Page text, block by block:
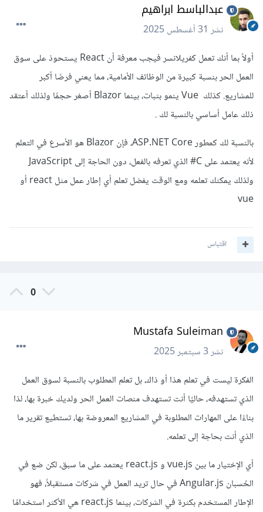
عبدالباسط ابراهيم
نشر31 أغسطس 2025
أولاً بما أنك تعمل كفريلانسر فيجب معرفة أن React يستحوذ على سوق
العمل الحر بنسبة كبيرة من الوظائف الأمامية، مما يعني فرصًا أكبر
للمشاريع. كذلك Vue ينمو بثبات، بينما Blazor أصغر حجمًا ولذلك أعتقد
ذلك عامل أساسي بالنسبة لك .
بالنسبة لك كمطور ASP.NET Core، فإن Blazor هو الأسرع في التعلم
لأنه يعتمد على C# الذي تعرفه بالفعل، دون الحاجة إلى JavaScript
ولذلك يمكنك تعلمه ومع الوقت يفضل تعلم أي إطار عمل مثل react أو
vue
اقتباس
0
Mustafa Suleiman
نشر3 سبتمبر 2025
الفكرة ليست في تعلم هذا أو ذاك، بل تعلم المطلوب بالنسبة لسوق العمل
الذي تستهدفه، حاليًا أنت تستهدف منصات العمل الحر ولديك خبرة بها، لذا
بناءًا على المهارات المطلوبة في المشاريع المعروضة بها، تستطيع تقرير ما
الذي أنت بحاجة إلى تعلمه.
أي الإختيار ما بين vue.js و react.js يعتمد على ما سبق، لكن ضع في
الحُسبان Angular.js في حال تريد العمل في شركات مستقبلاً، فهو
الإطار المستخدم بكثرة في الشركات، بينما react.js هي الأكثر استخدامًا